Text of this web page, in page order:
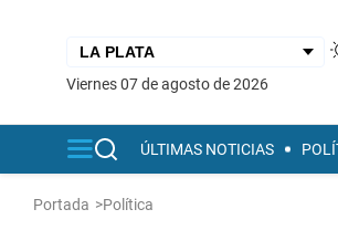
viernes 07 de agosto de 2026
ÚLTIMAS NOTICIAS
Portada >Política